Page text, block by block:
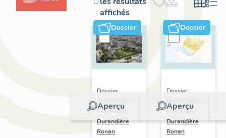
affichés
Dossier
Aperçu
Dossier
IA44004487 |
Réalisé par
Durandière
Ronan
Dossier
Aperçu
Dossier
IA44003690 |
Réalisé par
Durandière
Ronan